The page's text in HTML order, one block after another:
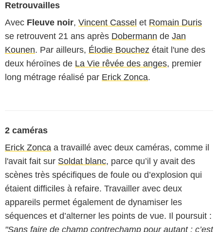
Retrouvailles
Avec Fleuve noir, Vincent Cassel et Romain Duris
se retrouvent 21 ans après Dobermann de Jan
Kounen. Par ailleurs, Élodie Bouchez était l'une des
deux héroïnes de La Vie rêvée des anges, premier
long métrage réalisé par Erick Zonca.
2 caméras
Erick Zonca a travaillé avec deux caméras, comme il
l'avait fait sur Soldat blanc, parce qu’il y avait des
scènes très spécifiques de foule ou d’explosion qui
étaient difficiles à refaire. Travailler avec deux
appareils permet également de dynamiser les
séquences et d’alterner les points de vue. Il poursuit :
"Sans faire de champ contrechamp pour autant : c’est